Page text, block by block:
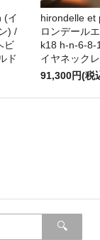
(イ
) /
ビ
ド
hirondelle et
ロンデール
k18 h-n-6-8-
イヤネック
91,300円(税